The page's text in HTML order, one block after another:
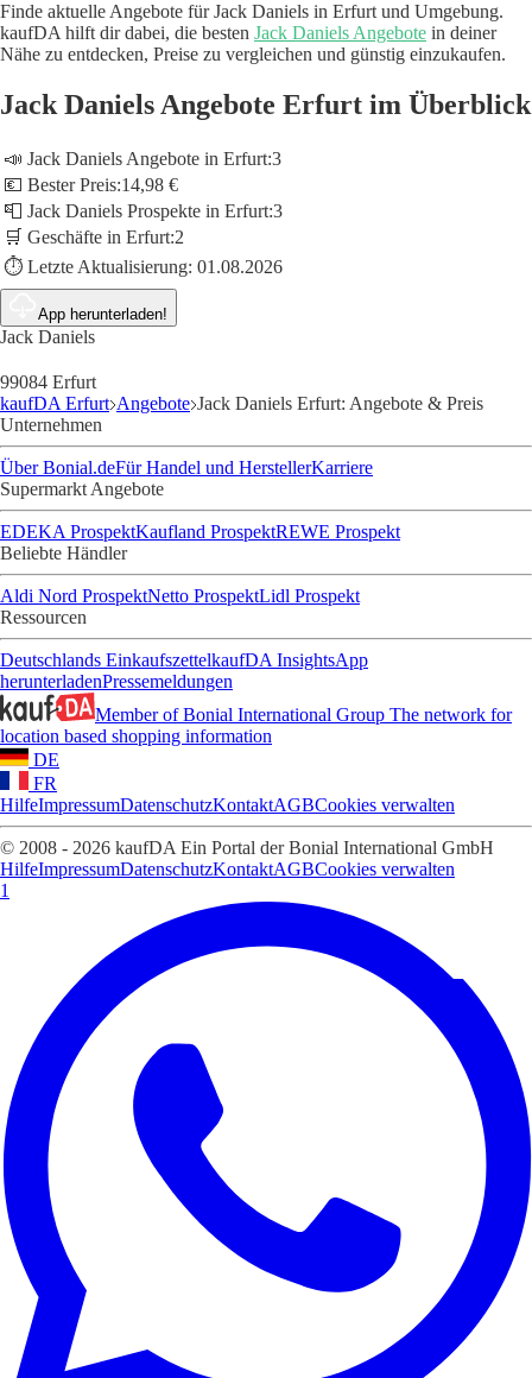
Finde aktuelle Angebote für Jack Daniels in Erfurt und Umgebung.
kaufDA hilft dir dabei, die besten Jack Daniels Angebote in deiner
Nähe zu entdecken, Preise zu vergleichen und günstig einzukaufen.
Jack Daniels Angebote Erfurt im Überblick
📣 Jack Daniels Angebote in Erfurt:3
💶 Bester Preis:14,98 €
📮 Jack Daniels Prospekte in Erfurt:3
🛒 Geschäfte in Erfurt:2
⏱️ Letzte Aktualisierung: 01.08.2026
App herunterladen!
Jack Daniels
99084 Erfurt
kaufDA Erfurt Angebote Jack Daniels Erfurt: Angebote & Preis
Unternehmen
Über Bonial.deFür Handel und HerstellerKarriere
Supermarkt Angebote
EDEKA ProspektKaufland ProspektREWE Prospekt
Beliebte Händler
Aldi Nord ProspektNetto ProspektLidl Prospekt
Ressourcen
Deutschlands EinkaufszettelkaufDA InsightsApp
herunterladenPressemeldungen
Member of Bonial International Group The network for
location based shopping information
DE
FR
HilfeImpressumDatenschutzKontaktAGBCookies verwalten
© 2008 - 2026 kaufDA Ein Portal der Bonial International GmbH
HilfeImpressumDatenschutzKontaktAGBCookies verwalten
1